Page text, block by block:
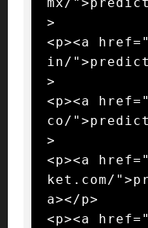
>
<p><a
in/
>
<p><a
co/
>
<p><a
ket.com/
a></p>
<p><a